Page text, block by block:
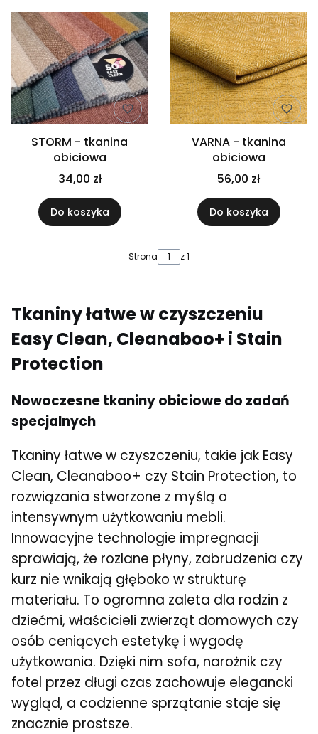
STORM - tkanina
obiciowa
34,00 zł
Do koszyka
VARNA - tkanina
obiciowa
56,00 zł
Do koszyka
Strona z 1
Tkaniny łatwe w czyszczeniu
Easy Clean, Cleanaboo+ i Stain
Protection
Nowoczesne tkaniny obiciowe do zadań
specjalnych
Tkaniny łatwe w czyszczeniu, takie jak Easy
Clean, Cleanaboo+ czy Stain Protection, to
rozwiązania stworzone z myślą o
intensywnym użytkowaniu mebli.
Innowacyjne technologie impregnacji
sprawiają, że rozlane płyny, zabrudzenia czy
kurz nie wnikają głęboko w strukturę
materiału. To ogromna zaleta dla rodzin z
dziećmi, właścicieli zwierząt domowych czy
osób ceniących estetykę i wygodę
użytkowania. Dzięki nim sofa, narożnik czy
fotel przez długi czas zachowuje elegancki
wygląd, a codzienne sprzątanie staje się
znacznie prostsze.